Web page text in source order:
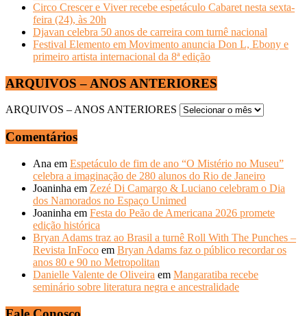
Circo Crescer e Viver recebe espetáculo Cabaret nesta sexta-
feira (24), às 20h
Djavan celebra 50 anos de carreira com turnê nacional
Festival Elemento em Movimento anuncia Don L, Ebony e
primeiro artista internacional da 8ª edição
ARQUIVOS – ANOS ANTERIORES
ARQUIVOS – ANOS ANTERIORES
Comentários
Ana em Espetáculo de fim de ano “O Mistério no Museu”
celebra a imaginação de 280 alunos do Rio de Janeiro
Joaninha em Zezé Di Camargo & Luciano celebram o Dia
dos Namorados no Espaço Unimed
Joaninha em Festa do Peão de Americana 2026 promete
edição histórica
Bryan Adams traz ao Brasil a turnê Roll With The Punches –
Revista InFoco em Bryan Adams faz o público recordar os
anos 80 e 90 no Metropolitan
Danielle Valente de Oliveira em Mangaratiba recebe
seminário sobre literatura negra e ancestralidade